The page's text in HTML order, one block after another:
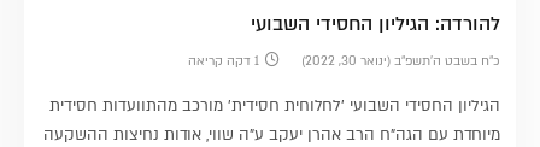
להורדה: הגיליון החסידי השבועי
כ״ח בשבט ה׳תשפ״ב (ינואר 30, 2022) 1 דקה קריאה
הגיליון החסידי השבועי 'לחלוחית חסידית' מורכב מהתוועדות חסידית
מיוחדת עם הגה"ח הרב אהרן יעקב ע"ה שווי, אודות נחיצות ההשקעה